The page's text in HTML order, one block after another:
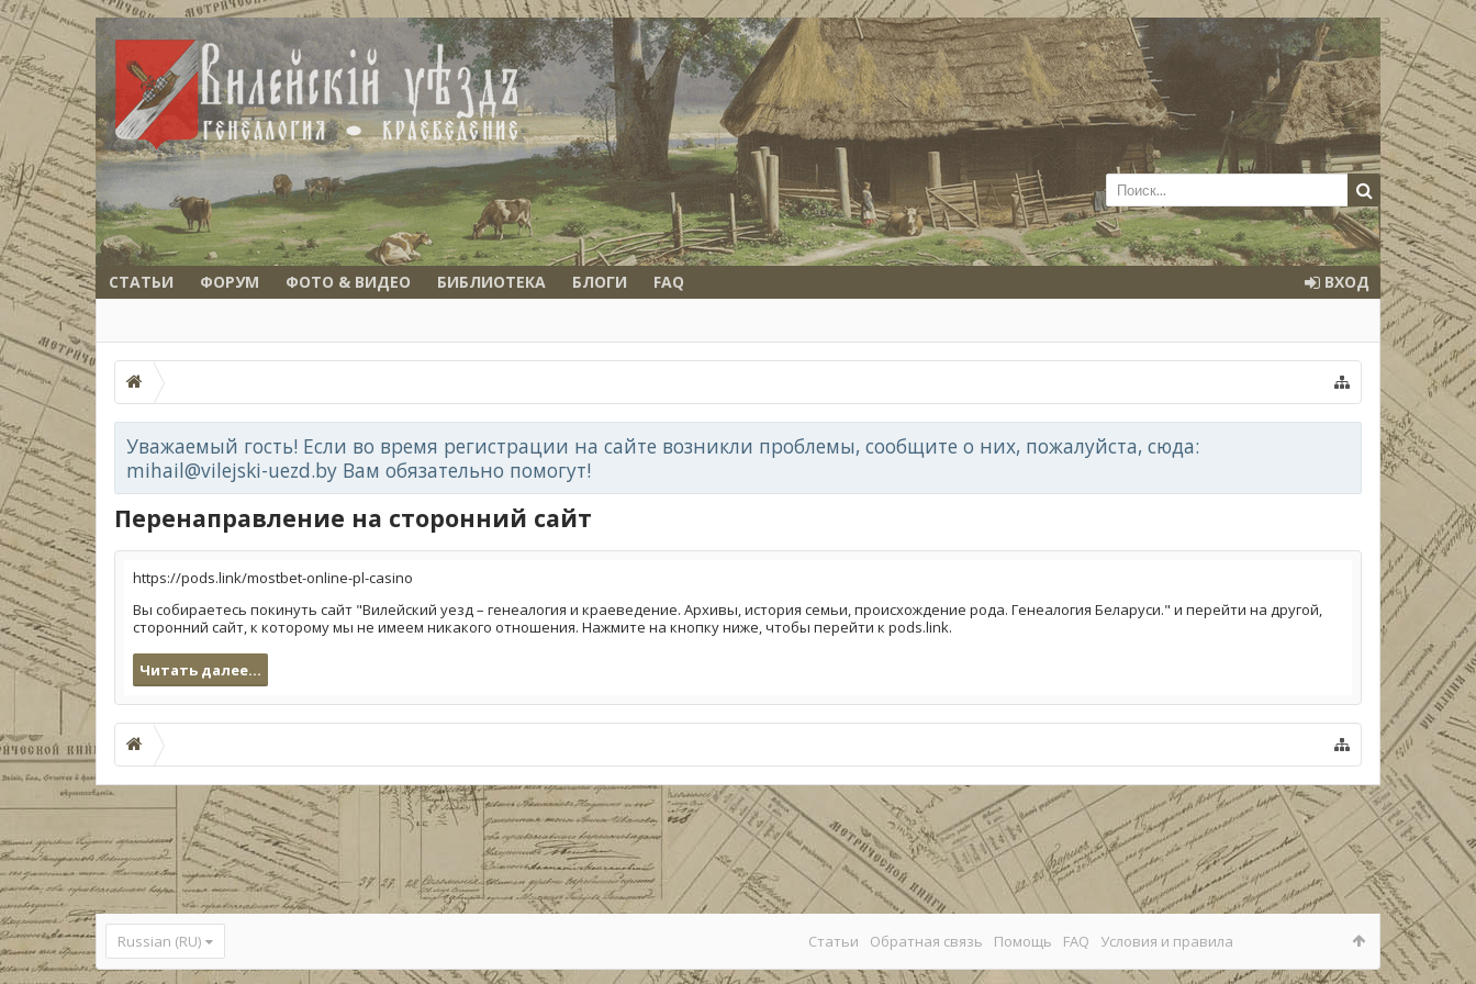
СТАТЬИ ФОРУМ ФОТО & ВИДЕО БИБЛИОТЕКА БЛОГИ FAQ ВХОД
Уважаемый гость! Если во время регистрации на сайте возникли проблемы, сообщите о них, пожалуйста, сюда:
mihail@vilejski-uezd.by Вам обязательно помогут!
Перенаправление на сторонний сайт
https://pods.link/mostbet-online-pl-casino
Вы собираетесь покинуть сайт "Вилейский уезд – генеалогия и краеведение. Архивы, история семьи, происхождение рода. Генеалогия Беларуси." и перейти на другой,
сторонний сайт, к которому мы не имеем никакого отношения. Нажмите на кнопку ниже, чтобы перейти к pods.link.
Читать далее...
Russian (RU) Статьи Обратная связь Помощь FAQ Условия и правила